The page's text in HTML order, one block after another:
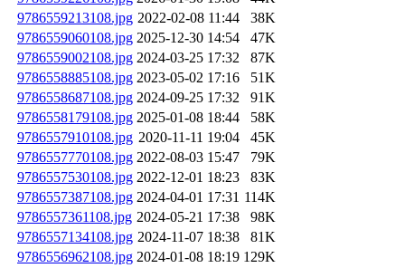
9786559213108.jpg 2022-02-08 11:44
38K
9786559060108.jpg 2025-12-30 14:54
47K
9786559002108.jpg 2024-03-25 17:32
87K
9786558885108.jpg 2023-05-02 17:16
51K
9786558687108.jpg 2024-09-25 17:32
91K
9786558179108.jpg 2025-01-08 18:44
58K
9786557910108.jpg 2020-11-11 19:04
45K
9786557770108.jpg 2022-08-03 15:47
79K
9786557530108.jpg 2022-12-01 18:23
83K
9786557387108.jpg 2024-04-01 17:31 114K
9786557361108.jpg 2024-05-21 17:38
98K
9786557134108.jpg 2024-11-07 18:38
81K
9786556962108.jpg 2024-01-08 18:19 129K